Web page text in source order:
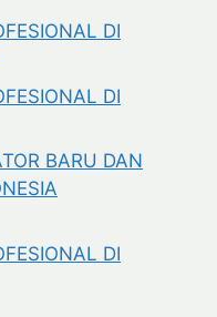
DI
DI
BARU DAN
DI